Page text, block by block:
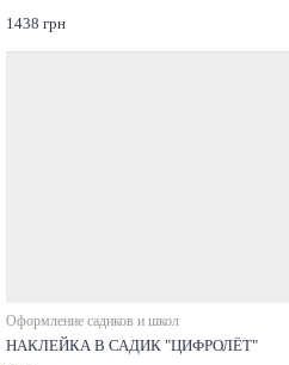
1438 грн
Оформление садиков и школ
НАКЛЕЙКА В САДИК "ЦИФРОЛЁТ"